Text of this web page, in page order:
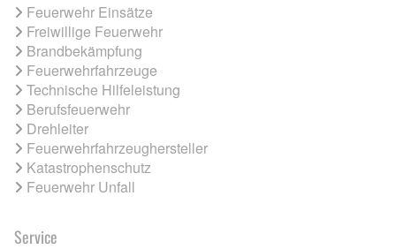
Feuerwehr Einsätze
Freiwillige Feuerwehr
Brandbekämpfung
Feuerwehrfahrzeuge
Technische Hilfeleistung
Berufsfeuerwehr
Drehleiter
Feuerwehrfahrzeughersteller
Katastrophenschutz
Feuerwehr Unfall
Service